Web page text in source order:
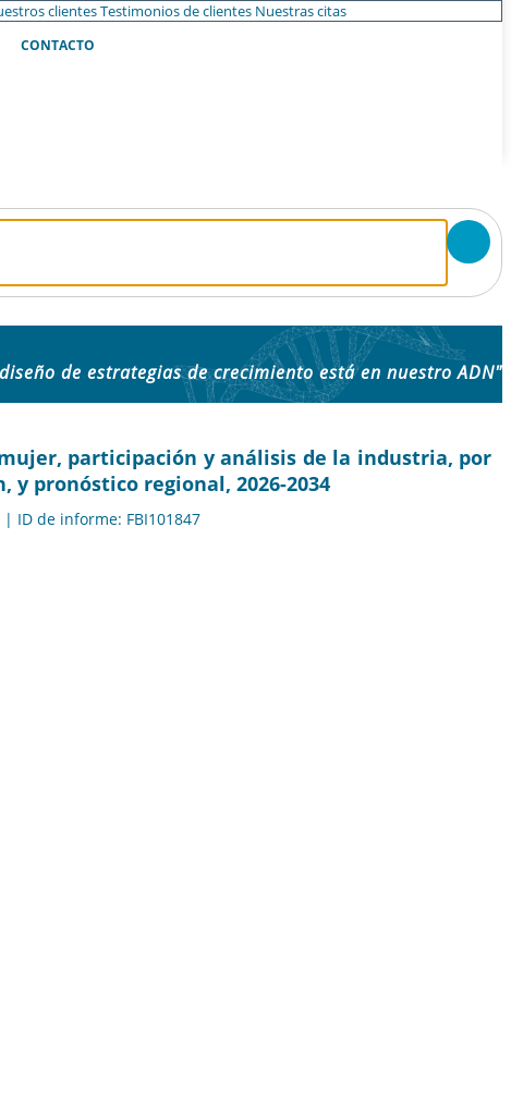
clientesTestimonios de clientes Nuestras citas
CONTACTO
de estrategias de crecimiento está en nuestro ADN"
participación y análisis de la industria, por
pronóstico regional, 2026-2034
ID de informe: FBI101847